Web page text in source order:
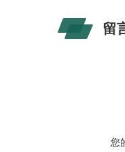
留
您